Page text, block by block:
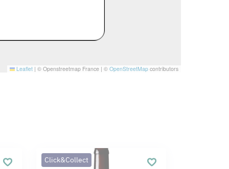
Leaflet | © Openstreetmap France | © OpenStreetMap contributors
Click&Collect